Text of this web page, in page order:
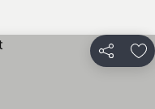
Sdílet